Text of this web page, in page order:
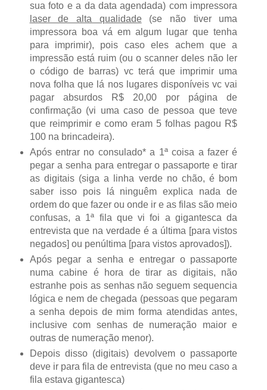
sua foto e a da data agendada) com impressora
laser de alta qualidade(se não tiver uma
impressora boa vá em algum lugar que tenha
para imprimir), pois caso eles achem que a
impressão está ruim (ou o scanner deles não ler
o código de barras) vc terá que imprimir uma
nova folha que lá nos lugares disponíveis vc vai
pagar absurdos R$ 20,00 por página de
confirmação (vi uma caso de pessoa que teve
que reimprimir e como eram 5 folhas pagou R$
100 na brincadeira).
Após entrar no consulado* a 1ª coisa a fazer é
pegar a senha para entregar o passaporte e tirar
as digitais (siga a linha verde no chão, é bom
saber isso pois lá ninguêm explica nada de
ordem do que fazer ou onde ir e as filas são meio
confusas, a 1ª fila que vi foi a gigantesca da
entrevista que na verdade é a última [para vistos
negados] ou penúltima [para vistos aprovados]).
Após pegar a senha e entregar o passaporte
numa cabine é hora de tirar as digitais, não
estranhe pois as senhas não seguem sequencia
lógica e nem de chegada (pessoas que pegaram
a senha depois de mim forma atendidas antes,
inclusive com senhas de numeração maior e
outras de numeração menor).
Depois disso (digitais) devolvem o passaporte
deve ir para fila de entrevista (que no meu caso a
fila estava gigantesca)